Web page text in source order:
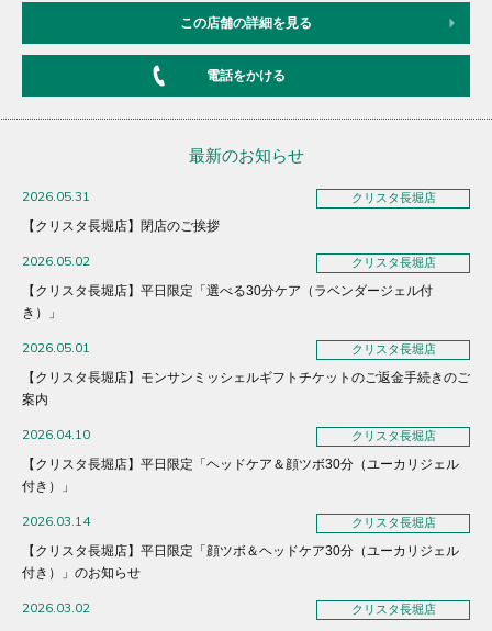
この店舗の詳細を見る
電話をかける
最新のお知らせ
2026.05.31 クリスタ長堀店
【クリスタ長堀店】閉店のご挨拶
2026.05.02 クリスタ長堀店
【クリスタ長堀店】平日限定「選べる30分ケア（ラベンダージェル付
き）」
2026.05.01 クリスタ長堀店
【クリスタ長堀店】モンサンミッシェルギフトチケットのご返金手続きのご
案内
2026.04.10 クリスタ長堀店
【クリスタ長堀店】平日限定「ヘッドケア＆顔ツボ30分（ユーカリジェル
付き）」
2026.03.14 クリスタ長堀店
【クリスタ長堀店】平日限定「顔ツボ＆ヘッドケア30分（ユーカリジェル
付き）」のお知らせ
2026.03.02 クリスタ長堀店